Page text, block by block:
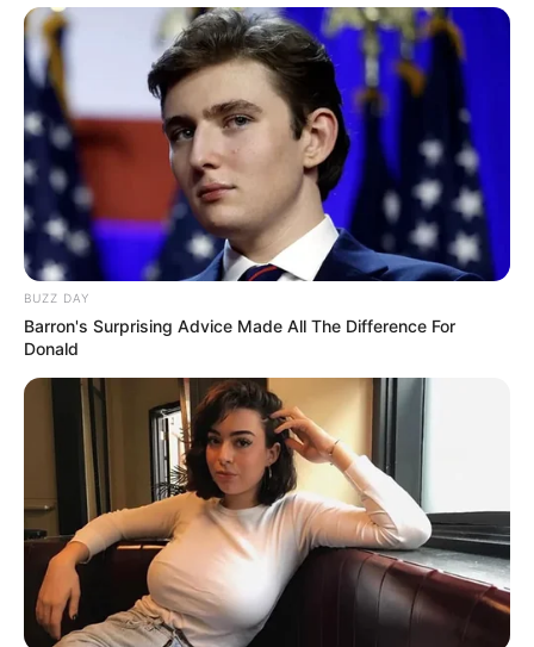
BUZZ DAY
Barron's Surprising Advice Made All The Difference For
Donald